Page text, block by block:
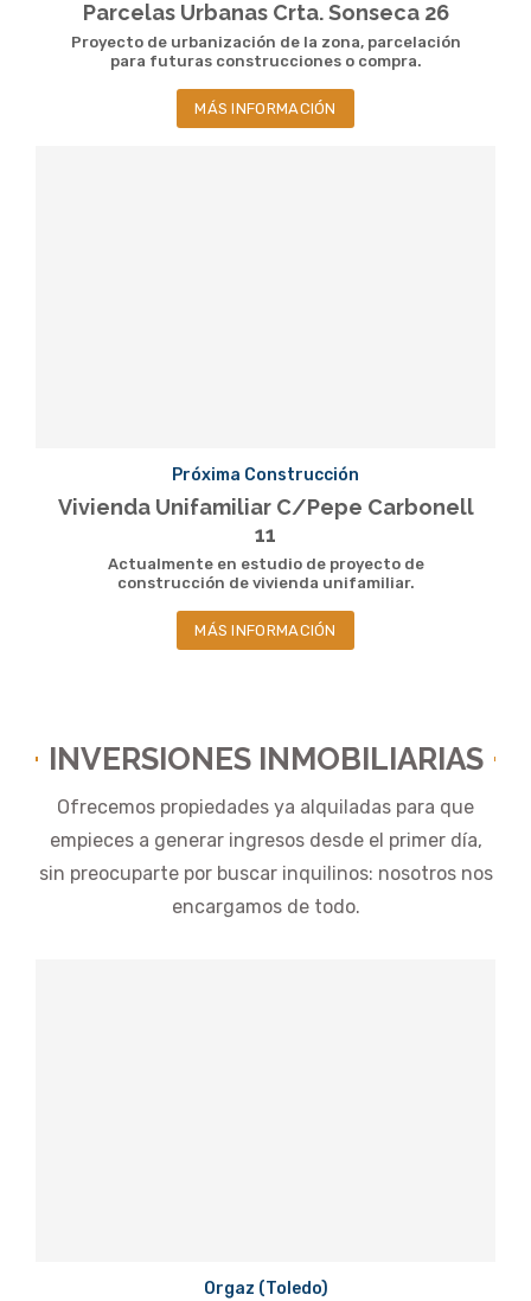
Parcelas Urbanas Crta. Sonseca 26
Proyecto de urbanización de la zona, parcelación
para futuras construcciones o compra.
MÁS INFORMACIÓN
Próxima Construcción
Vivienda Unifamiliar C/Pepe Carbonell
11
Actualmente en estudio de proyecto de
construcción de vivienda unifamiliar.
MÁS INFORMACIÓN
INVERSIONES INMOBILIARIAS
Ofrecemos propiedades ya alquiladas para que
empieces a generar ingresos desde el primer día,
sin preocuparte por buscar inquilinos: nosotros nos
encargamos de todo.
Orgaz (Toledo)